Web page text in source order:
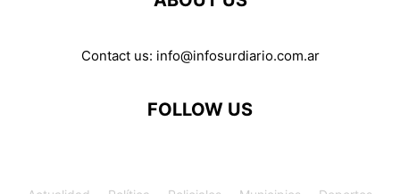
Contact us: info@infosurdiario.com.ar
FOLLOW US